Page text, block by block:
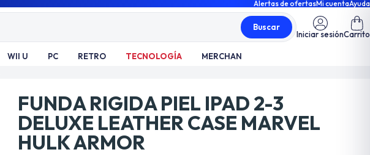
Alertas de ofertasMi cuentaAyuda
Buscar
Iniciar sesiónCarrito
WII U PC RETRO TECNOLOGÍA MERCHAN
FUNDA RIGIDA PIEL IPAD 2-3
DELUXE LEATHER CASE MARVEL
HULK ARMOR